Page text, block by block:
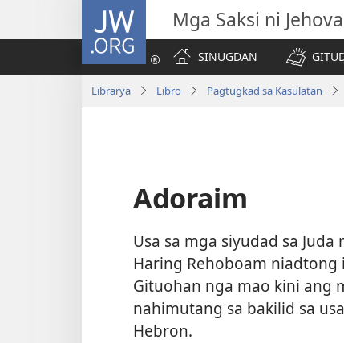
JW.ORG Mga Saksi ni Jehova
SINUGDAN
Librarya Libro Pagtugkad sa Kasulatan
Adoraim
Usa sa mga siyudad sa
Haring Rehoboam niadtong
Gituohan nga mao kini ang
nahimutang sa bakilid sa
Hebron.